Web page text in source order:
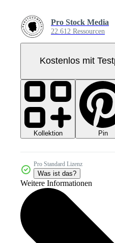
Pro Stock Media
22.612 Ressourcen
Kostenlos mit
Kollektion Pin
Pro Standard Lizenz
Was ist das?
Weitere Informationen